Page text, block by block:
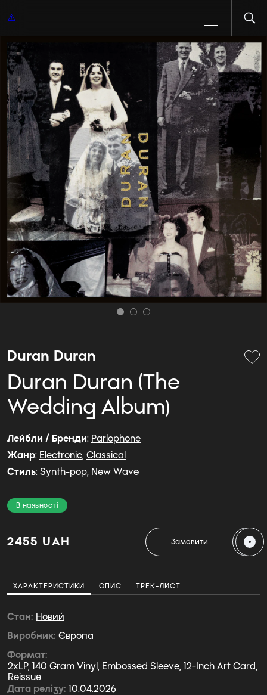
Duran Duran
Duran Duran (The
Wedding Album)
Лейбли / Бренди: Parlophone
Жанр: Electronic, Classical
Стиль: Synth-pop, New Wave
В наявності
2455 UAH Замовити
ХАРАКТЕРИСТИКИ ОПИС ТРЕК-ЛИСТ
Стан Новий
Виробник Європа
Формат
2xLP, 140 Gram Vinyl, Embossed Sleeve, 12-Inch Art Card,
Reissue
Дата релізу 10.04.2026